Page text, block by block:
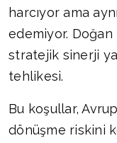
harcıyor ama
edemiyor. Doğan
stratejik sinerji
tehlikesi.
Bu koşullar,
dönüşme riskini